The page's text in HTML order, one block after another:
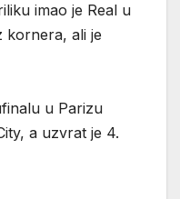
imao je Real u
kornera, ali je
u Parizu
a uzvrat je 4.